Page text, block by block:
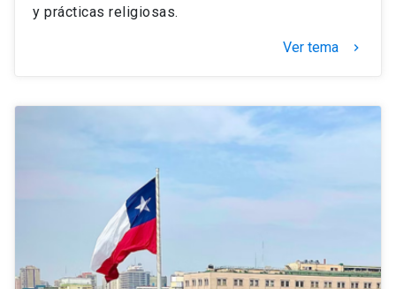
y prácticas religiosas.
Ver tema keyboard_arrow_right